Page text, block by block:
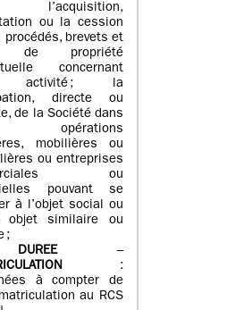
l’acquisition,
ou la cession
procédés, brevets et
de propriété
concernant
activité ; la
directe ou
de la Société dans
opérations
mobilières ou
ou entreprises
ou
pouvant se
à l’objet social ou
similaire ou
;
DUREE–
:
à compter de
au RCS